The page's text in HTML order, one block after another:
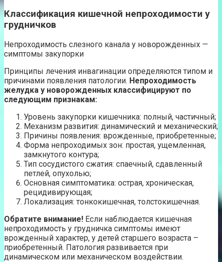
Классификация кишечной непроходимости у
грудничков
Непроходимость слезного канала у новорожденных —
симптомы закупорки
Принципы лечения инвагинации определяются типом и
причинами появления патологии. Непроходимость
желудка у новорожденных классифицируют по
следующим признакам:
Уровень закупорки кишечника: полный, частичный;
Механизм развития: динамический и механический;
Причины появления: врожденные, приобретенные;
Форма непроходимых зон: простая, ущемленная,
замкнутого контура;
Тип сосудистого сжатия: спаечный, сдавленный
петлей, опухолью;
Основная симптоматика: острая, хроническая,
рецидивирующая;
Локализация: тонкокишечная, толстокишечная.
Обратите внимание! Если наблюдается кишечная
непроходимость у грудничка симптомы имеют
врожденный характер, у детей старшего возраста –
приобретенный. Патология развивается при
динамическом или механическом воздействии.